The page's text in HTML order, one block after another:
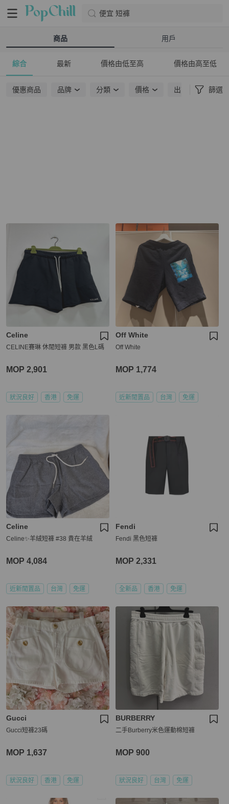
便宜 短褲
商品 用戶
綜合 最新 價格由低至高 價格由高至低
優惠商品 品牌 分類 價格 出貨地點 篩選
Celine
CELINE賽琳 休閒短褲 男款 黑色L碼
MOP 2,901
狀況良好 香港 免運
Off White
Off White
MOP 1,774
近新閒置品 台灣 免運
Celine
Celine✨羊絨短褲 #38 貴在羊絨
MOP 4,084
近新閒置品 台灣 免運
Fendi
Fendi 黑色短褲
MOP 2,331
全新品 香港 免運
Gucci
Gucci短褲23碼
MOP 1,637
狀況良好 香港 免運
BURBERRY
二手Burberry米色運動棉短褲
MOP 900
狀況良好 台灣 免運